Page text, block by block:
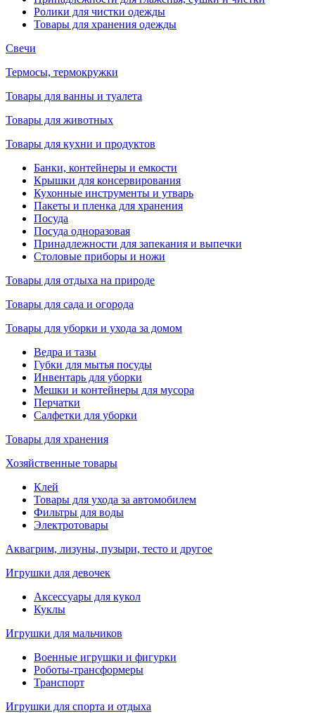
Ролики для чистки одежды
Товары для хранения одежды
Свечи
Термосы, термокружки
Товары для ванны и туалета
Товары для животных
Товары для кухни и продуктов
Банки, контейнеры и емкости
Крышки для консервирования
Кухонные инструменты и утварь
Пакеты и пленка для хранения
Посуда
Посуда одноразовая
Принадлежности для запекания и выпечки
Столовые приборы и ножи
Товары для отдыха на природе
Товары для сада и огорода
Товары для уборки и ухода за домом
Ведра и тазы
Губки для мытья посуды
Инвентарь для уборки
Мешки и контейнеры для мусора
Перчатки
Салфетки для уборки
Товары для хранения
Хозяйственные товары
Клей
Товары для ухода за автомобилем
Фильтры для воды
Электротовары
Аквагрим, лизуны, пузыри, тесто и другое
Игрушки для девочек
Аксессуары для кукол
Куклы
Игрушки для мальчиков
Военные игрушки и фигурки
Роботы-трансформеры
Транспорт
Игрушки для спорта и отдыха